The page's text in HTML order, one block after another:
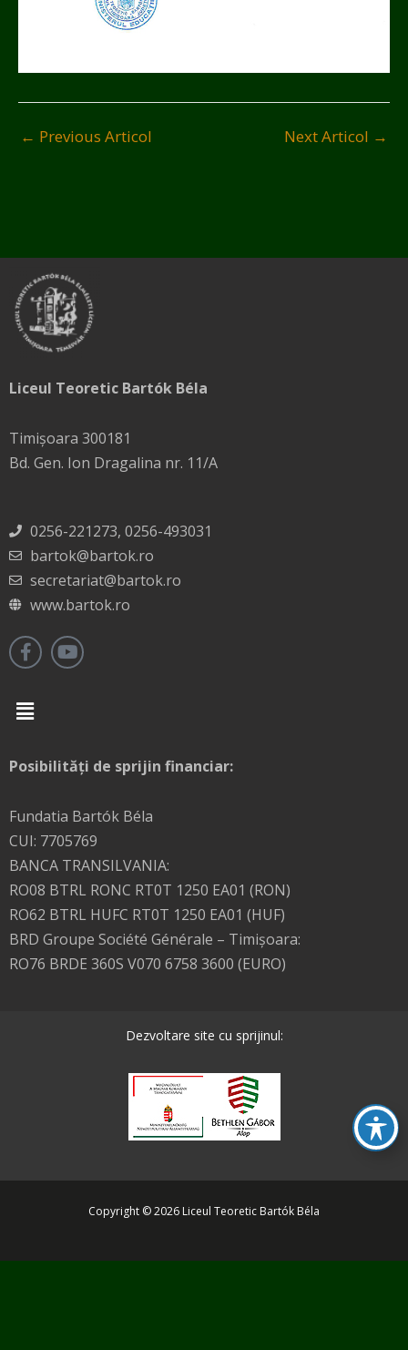
← Previous Articol Next Articol →
Liceul Teoretic Bartók Béla
Timișoara 300181
Bd. Gen. Ion Dragalina nr. 11/A
0256-221273, 0256-493031
bartok@bartok.ro
secretariat@bartok.ro
www.bartok.ro
Menu
Posibilități de sprijin financiar:
Fundatia Bartók Béla
CUI: 7705769
BANCA TRANSILVANIA:
RO08 BTRL RONC RT0T 1250 EA01 (RON)
RO62 BTRL HUFC RT0T 1250 EA01 (HUF)
BRD Groupe Société Générale – Timişoara:
RO76 BRDE 360S V070 6758 3600 (EURO)
Dezvoltare site cu sprijinul:
Copyright © 2026 Liceul Teoretic Bartók Béla